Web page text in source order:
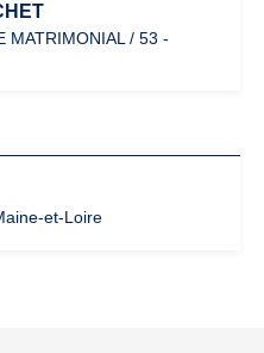
MATRIMONIAL / 53 -
et-Loire